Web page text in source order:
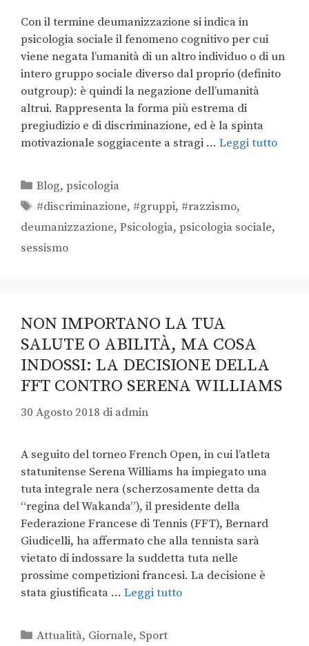
Con il termine deumanizzazione si indica in
psicologia sociale il fenomeno cognitivo per cui
viene negata l’umanità di un altro individuo o di un
intero gruppo sociale diverso dal proprio (definito
outgroup): è quindi la negazione dell’umanità
altrui. Rappresenta la forma più estrema di
pregiudizio e di discriminazione, ed è la spinta
motivazionale soggiacente a stragi … Leggi tutto
Blog,psicologia
#discriminazione, #gruppi, #razzismo,
deumanizzazione, Psicologia, psicologia sociale,
sessismo
NON IMPORTANO LA TUA
SALUTE O ABILITÀ, MA COSA
INDOSSI: LA DECISIONE DELLA
FFT CONTRO SERENA WILLIAMS
30 Agosto 2018 di admin
A seguito del torneo French Open, in cui l’atleta
statunitense Serena Williams ha impiegato una
tuta integrale nera (scherzosamente detta da
“regina del Wakanda”), il presidente della
Federazione Francese di Tennis (FFT), Bernard
Giudicelli, ha affermato che alla tennista sarà
vietato di indossare la suddetta tuta nelle
prossime competizioni francesi. La decisione è
stata giustificata … Leggi tutto
Attualità, Giornale, Sport